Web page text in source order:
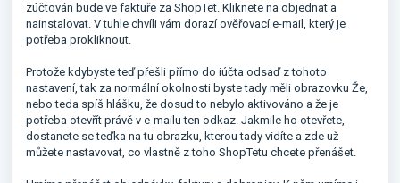
zúčtován bude ve faktuře za ShopTet. Kliknete na objednat a
nainstalovat. V tuhle chvíli vám dorazí ověřovací e-mail, který je
potřeba prokliknout.
Protože kdybyste teď přešli přímo do iúčta odsaď z tohoto
nastavení, tak za normální okolnosti byste tady měli obrazovku Že,
nebo teda spíš hlášku, že dosud to nebylo aktivováno a že je
potřeba otevřít právě v e-mailu ten odkaz. Jakmile ho otevřete,
dostanete se teďka na tu obrazku, kterou tady vidíte a zde už
můžete nastavovat, co vlastně z toho ShopTetu chcete přenášet.